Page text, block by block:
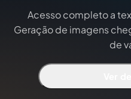
Acesso completo a
Geração de imagens
de